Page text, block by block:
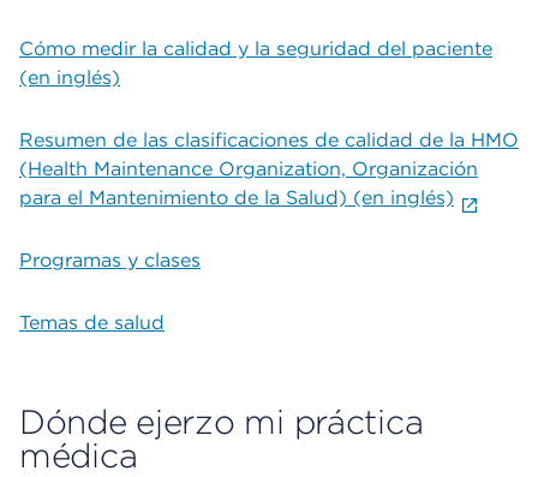
Cómo medir la calidad y la seguridad del paciente
(en inglés)
Resumen de las clasificaciones de calidad de la HMO
(Health Maintenance Organization, Organización
para el Mantenimiento de la Salud) (en inglés)
Programas y clases
Temas de salud
Dónde ejerzo mi práctica
médica